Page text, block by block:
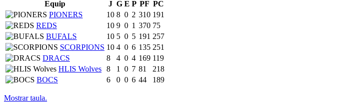
Equip J G E P PF PC
PIONERS
10 8 0 2 310 191
REDS
10 9 0 1 370 75
BUFALS
10 5 0 5 191 257
SCORPIONS 10 4 0 6 135 251
DRACS
8 4 0 4 169 119
HLIS Wolves 8 1 0 7 81
218
BOCS
6 0 0 6 44 189
Mostrar taula.